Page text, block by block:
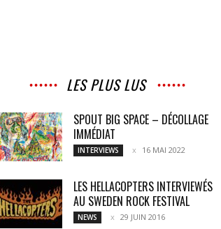
LES PLUS LUS
SPOUT BIG SPACE – DÉCOLLAGE
IMMÉDIAT
INTERVIEWS 16 MAI 2022
LES HELLACOPTERS INTERVIEWÉS
AU SWEDEN ROCK FESTIVAL
NEWS 29 JUIN 2016